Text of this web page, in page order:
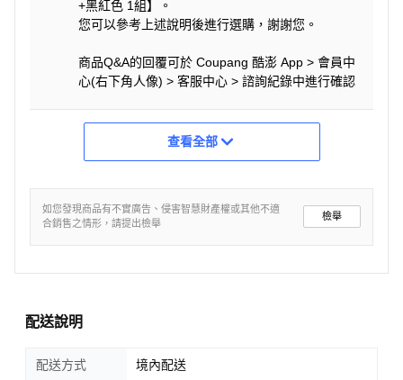
+黑紅色 1組】。
您可以參考上述說明後進行選購，謝謝您。
商品Q&A的回覆可於 Coupang 酷澎 App > 會員中
心(右下角人像) > 客服中心 > 諮詢紀錄中進行確認
查看全部
如您發現商品有不實廣告、侵害智慧財產權或其他不適
合銷售之情形，請提出檢舉
檢舉
配送說明
配送方式 境內配送